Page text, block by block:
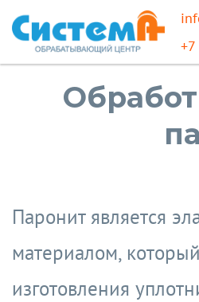
Паронит является
материалом,
изготовления